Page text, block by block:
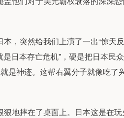
，突然给我们上演了一出“惊天
日本存亡危机”，硬是把日本民
是神迹。这帮右翼分子就像吃了
地摔在了桌面上。日本这是在